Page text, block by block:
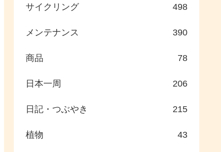
サイクリング 498
メンテナンス 390
商品 78
日本一周 206
日記・つぶやき 215
植物 43